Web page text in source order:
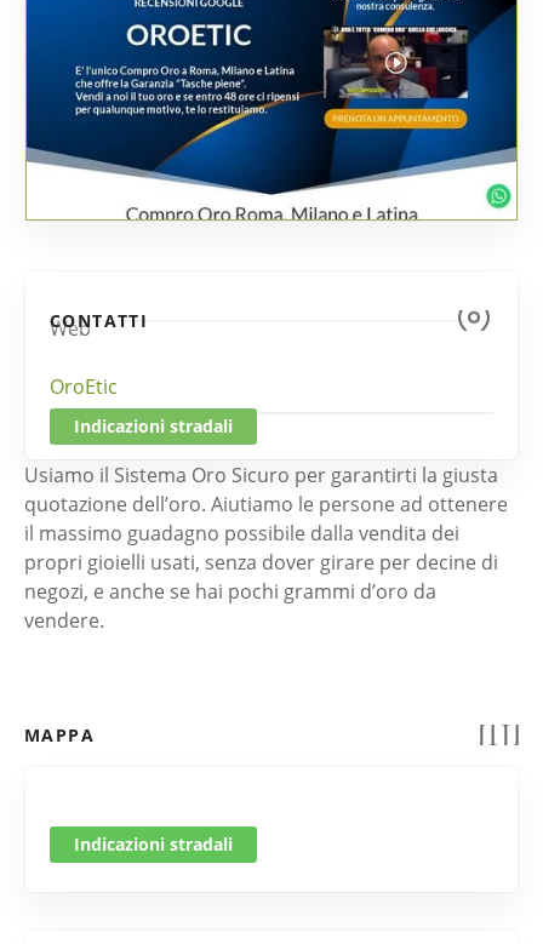
CONTATTI
Web
OroEtic
Indicazioni stradali
Usiamo il Sistema Oro Sicuro per garantirti la giusta
quotazione dell’oro. Aiutiamo le persone ad ottenere
il massimo guadagno possibile dalla vendita dei
propri gioielli usati, senza dover girare per decine di
negozi, e anche se hai pochi grammi d’oro da
vendere.
MAPPA
Indicazioni stradali